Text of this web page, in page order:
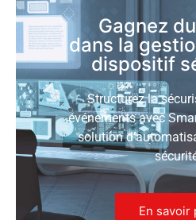
Gagnez
dans la
dispositif
Structurez la
événements avec
solution
En savoir